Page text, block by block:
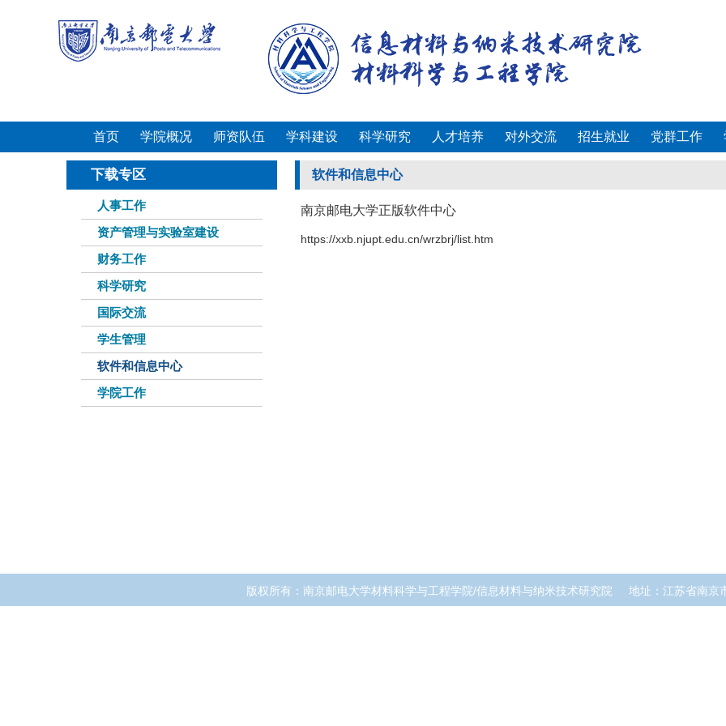
首页 学院概况 师资队伍 学科建设 科学研究 人才培养 对外交流 招生就业 党群工作
下载专区
人事工作
资产管理与实验室建设
财务工作
科学研究
国际交流
学生管理
软件和信息中心
学院工作
软件和信息中心
南京邮电大学正版软件中心
https://xxb.njupt.edu.cn/wrzbrj/list.htm
版权所有：南京邮电大学材料科学与工程学院/信息材料与纳米技术研究院 地址：江苏省南京